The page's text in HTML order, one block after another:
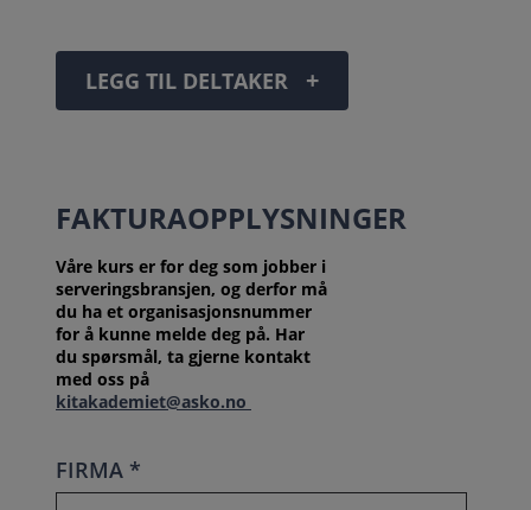
LEGG TIL DELTAKER +
FAKTURAOPPLYSNINGER
Våre kurs er for deg som jobber i
serveringsbransjen, og derfor må
du ha et organisasjonsnummer
for å kunne melde deg på. Har
du spørsmål, ta gjerne kontakt
med oss på
kitakademiet@asko.no
FIRMA *